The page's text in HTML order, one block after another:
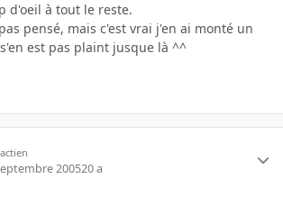
d'oeil à tout le reste.
pensé, mais c'est vrai j'en ai monté un
est pas plaint jusque là ^^
200520 a